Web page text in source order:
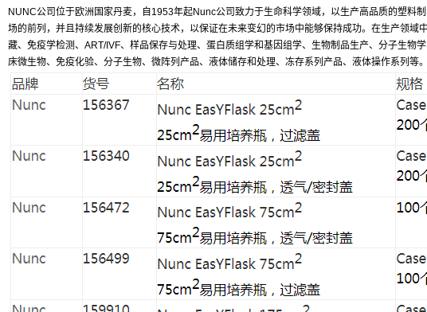
NUNC公司位于欧洲国家丹麦，自1953年起Nunc公司致力于生命科学领域，以生产高品质的塑料
场的前列，并且持续发展创新的核心技术，以保证在未来变幻的市场中能够保持成功。在生产领
藏、免疫学检测、ART/IVF、样品保存与处理、蛋白质组学和基因组学、生物制品生产、分子生
床微生物、免疫化验、分子生物、微阵列产品、液体储存和处理、冻存系列产品、液体操作系列等